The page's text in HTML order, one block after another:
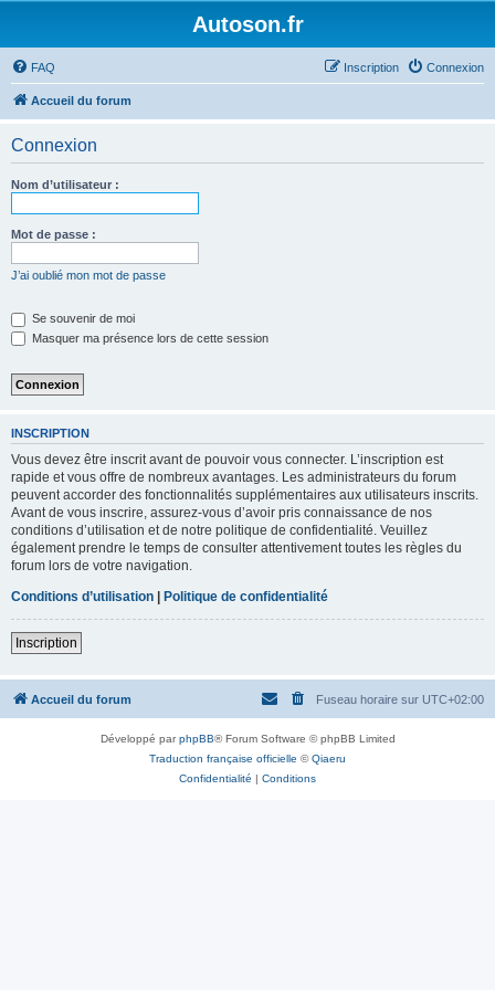
Autoson.fr
FAQ Connexion
Inscription
Accueil du forum
Connexion
Nom d’utilisateur :
Mot de passe :
J’ai oublié mon mot de passe
Se souvenir de moi
Masquer ma présence lors de cette session
INSCRIPTION
Vous devez être inscrit avant de pouvoir vous connecter. L’inscription est
rapide et vous offre de nombreux avantages. Les administrateurs du forum
peuvent accorder des fonctionnalités supplémentaires aux utilisateurs inscrits.
Avant de vous inscrire, assurez-vous d’avoir pris connaissance de nos
conditions d’utilisation et de notre politique de confidentialité. Veuillez
également prendre le temps de consulter attentivement toutes les règles du
forum lors de votre navigation.
Conditions d’utilisation | Politique de confidentialité
Inscription
Accueil du forum Fuseau horaire sur UTC+02:00
Développé parphpBB® Forum Software © phpBB Limited
Traduction française officielle ©Qiaeru
Confidentialité | Conditions